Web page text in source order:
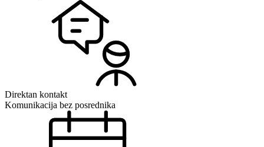
Direktan kontakt
Komunikacija bez posrednika